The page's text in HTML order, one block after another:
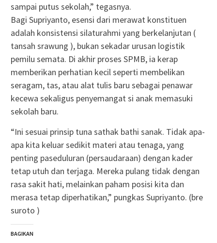
sampai putus sekolah,” tegasnya.
Bagi Supriyanto, esensi dari merawat konstituen
adalah konsistensi silaturahmi yang berkelanjutan (
tansah srawung ), bukan sekadar urusan logistik
pemilu semata. Di akhir proses SPMB, ia kerap
memberikan perhatian kecil seperti membelikan
seragam, tas, atau alat tulis baru sebagai penawar
kecewa sekaligus penyemangat si anak memasuki
sekolah baru.
“Ini sesuai prinsip tuna sathak bathi sanak. Tidak apa-
apa kita keluar sedikit materi atau tenaga, yang
penting paseduluran (persaudaraan) dengan kader
tetap utuh dan terjaga. Mereka pulang tidak dengan
rasa sakit hati, melainkan paham posisi kita dan
merasa tetap diperhatikan,” pungkas Supriyanto. (bre
suroto )
BAGIKAN